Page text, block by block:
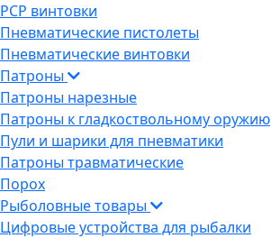
PCP винтовки
Пневматические пистолеты
Пневматические винтовки
Патроны
Патроны нарезные
Патроны к гладкоствольному оружию
Пули и шарики для пневматики
Патроны травматические
Порох
Рыболовные товары
Цифровые устройства для рыбалки